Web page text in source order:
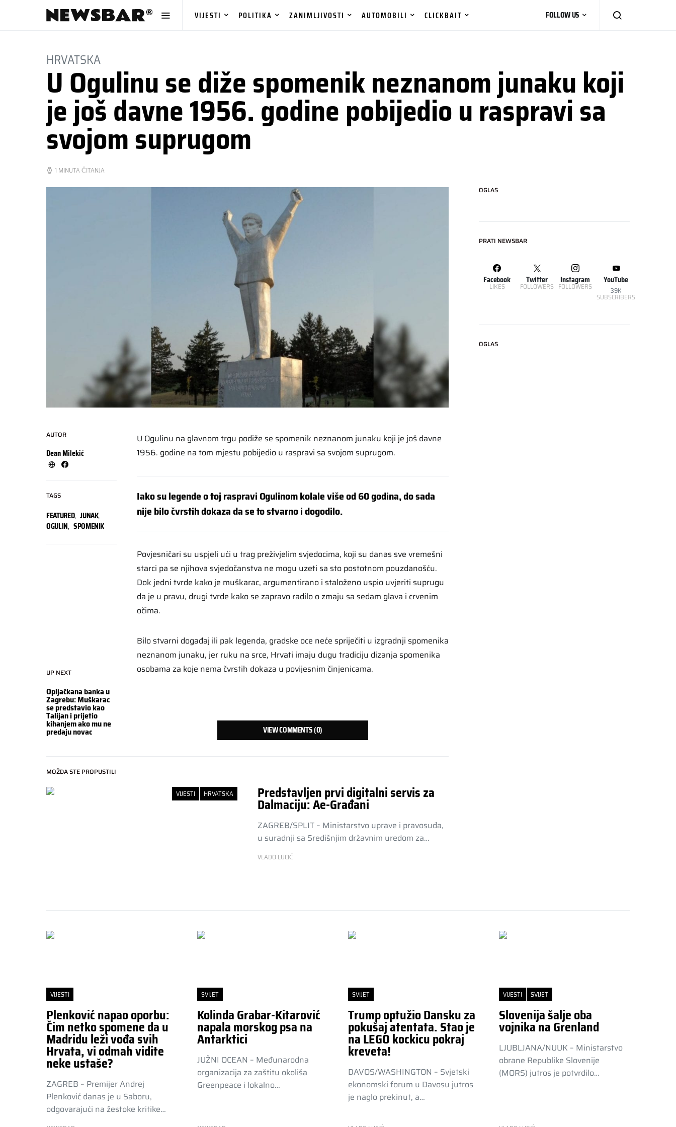
VIJESTI POLITIKA ZANIMLJIVOSTI AUTOMOBILI CLICKBAIT FOLLOW US
HRVATSKA
U Ogulinu se diže spomenik neznanom junaku koji
je još davne 1956. godine pobijedio u raspravi sa
svojom suprugom
1 MINUTA ČITANJA
UP NEXT
Opljačkana banka u
Zagrebu: Muškarac
se predstavio kao
Talijan i prijetio
kihanjem ako mu ne
predaju novac
AUTOR
Dean Milekić
TAGS
FEATURED, JUNAK,
OGULIN, SPOMENIK
U Ogulinu na glavnom trgu podiže se spomenik neznanom junaku koji je još davne
1956. godine na tom mjestu pobijedio u raspravi sa svojom suprugom.
Iako su legende o toj raspravi Ogulinom kolale više od 60 godina, do sada
nije bilo čvrstih dokaza da se to stvarno i dogodilo.
Povjesničari su uspjeli ući u trag preživjelim svjedocima, koji su danas sve vremešni
starci pa se njihova svjedočanstva ne mogu uzeti sa sto postotnom pouzdanošću.
Dok jedni tvrde kako je muškarac, argumentirano i staloženo uspio uvjeriti suprugu
da je u pravu, drugi tvrde kako se zapravo radilo o zmaju sa sedam glava i crvenim
očima.
Bilo stvarni događaj ili pak legenda, gradske oce neće spriječiti u izgradnji spomenika
neznanom junaku, jer ruku na srce, Hrvati imaju dugu tradiciju dizanja spomenika
osobama za koje nema čvrstih dokaza u povijesnim činjenicama.
VIEW COMMENTS (0)
MOŽDA STE PROPUSTILI
VIJESTI HRVATSKA Predstavljen prvi digitalni servis za
Dalmaciju: Ae-Građani
ZAGREB/SPLIT – Ministarstvo uprave i pravosuđa,
u suradnji sa Središnjim državnim uredom za…
VLADO LUCIĆ
OGLAS
PRATI NEWSBAR
Facebook
LIKES
Twitter
FOLLOWERS
Instagram
FOLLOWERS
YouTube
39K
SUBSCRIBERS
OGLAS
VIJESTI
Plenković napao oporbu:
Čim netko spomene da u
Madridu leži vođa svih
Hrvata, vi odmah vidite
neke ustaše?
ZAGREB – Premijer Andrej
Plenković danas je u Saboru,
odgovarajući na žestoke kritike…
SVIJET
Kolinda Grabar-Kitarović
napala morskog psa na
Antarktici
JUŽNI OCEAN – Međunarodna
organizacija za zaštitu okoliša
Greenpeace i lokalno…
SVIJET
Trump optužio Dansku za
pokušaj atentata. Stao je
na LEGO kockicu pokraj
kreveta!
DAVOS/WASHINGTON – Svjetski
ekonomski forum u Davosu jutros
je naglo prekinut, a…
VIJESTI SVIJET
Slovenija šalje oba
vojnika na Grenland
LJUBLJANA/NUUK – Ministarstvo
obrane Republike Slovenije
(MORS) jutros je potvrdilo…